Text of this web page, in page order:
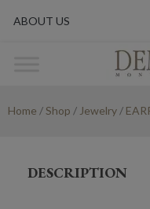
ABOUT US
Home /Shop / Jewelry /
DESCRIPTION